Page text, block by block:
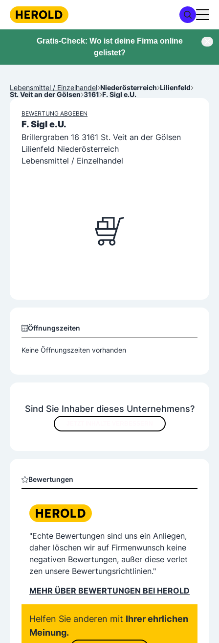
Gratis-Check: Wo ist deine Firma online
gelistet?
Lebensmittel / Einzelhandel Niederösterreich Lilienfeld
St. Veit an der Gölsen 3161 F. Sigl e.U.
BEWERTUNG ABGEBEN
F. Sigl e.U.
Brillergraben 16 3161 St. Veit an der Gölsen
Lilienfeld Niederösterreich
Lebensmittel / Einzelhandel
Sind Sie Inhaber dieses Unternehmens?
Bewertungen
"Echte Bewertungen sind uns ein Anliegen,
daher löschen wir auf Firmenwunsch keine
negativen Bewertungen, außer diese verlet
zen unsere Bewertungsrichtlinien."
MEHR ÜBER BEWERTUNGEN BEI HEROLD
Helfen Sie anderen mit Ihrer ehrlichen
Meinung.
Öffnungszeiten
Keine Öffnungszeiten vorhanden